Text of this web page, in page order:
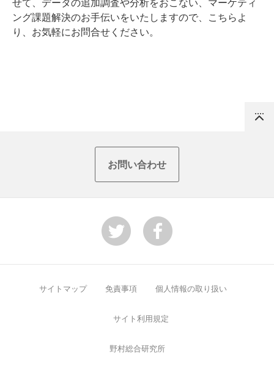
せて、データの追加調査や分析をおこない、マーケティ
ング課題解決のお手伝いをいたしますので、
こちら よ
り、お気軽にお問合せください。
お問い合わせ
サイトマップ 免責事項 個人情報の取り扱い
サイト利用規定
野村総合研究所